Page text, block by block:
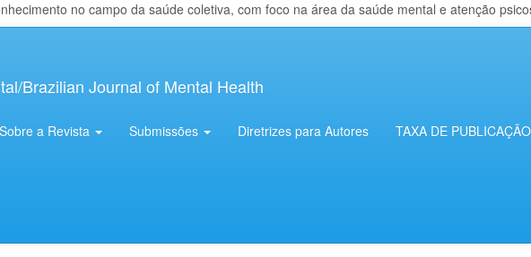
no campo da saúde coletiva, com foco na área da saúde mental e atenção
Brazilian Journal of Mental Health
Sobre a Revista Submissões Diretrizes para Autores TAXA DE PUBLICAÇÃO